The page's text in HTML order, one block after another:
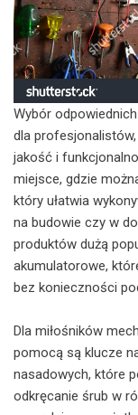
Wybór
dla
jakość i
miejsce, gdzie
który ułatwia
na budowie czy w
produktów dużą
akumulatorowe,
bez konieczności
Dla miłośników
pomocą są klucze
nasadowych, które
odkręcanie śrub w